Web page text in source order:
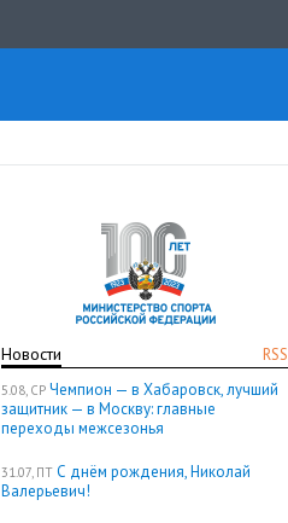
RSS
Новости
5.08, СР Чемпион — в Хабаровск, лучший
защитник — в Москву: главные
переходы межсезонья
31.07, ПТ С днём рождения, Николай
Валерьевич!